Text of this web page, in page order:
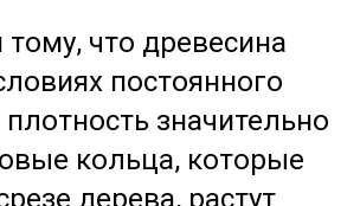
тому, что древесина
постоянного
значительно
кольца, которые
дерева, растут